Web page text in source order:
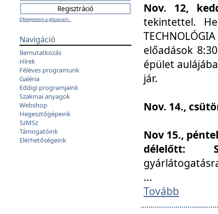
Elfelejtettem a jelszavam...
Navigáció
Bemutatkozás
Hírek
Féléves programunk
Galéria
Eddigi programjaink
Szakmai anyagok
Webshop
Hegesztőgépeink
SzMSz
Támogatóink
Elérhetőségeink
Nov. 12,
tekintettel.
előadások
épület
jár.
Nov. 14.,
Nov 15.,
délelőtt:
...
Tovább